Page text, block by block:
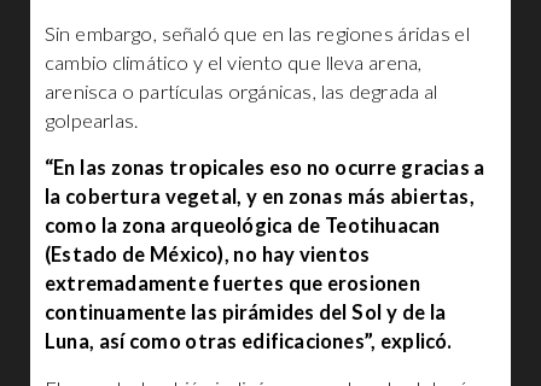
Sin embargo, señaló que en las regiones áridas el
cambio climático y el viento que lleva arena,
arenisca o partículas orgánicas, las degrada al
golpearlas.
“En las zonas tropicales eso no ocurre gracias a
la cobertura vegetal, y en zonas más abiertas,
como la zona arqueológica de Teotihuacan
(Estado de México), no hay vientos
extremadamente fuertes que erosionen
continuamente las pirámides del Sol y de la
Luna, así como otras edificaciones”, explicó.